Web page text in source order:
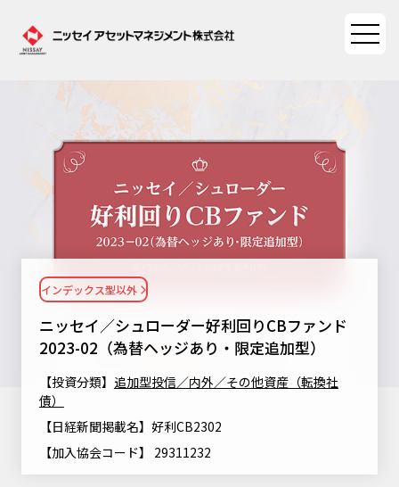
ファンド情報
ファンド情報TOP
基準価額一覧
ファンド検索
ファンド比較
決算カレンダー
海外休日カレンダー
投資信託新商品のご案内
投資信託償還商品のご案内
マーケット情報
マーケット情報TOP
マーケット指数
マーケットレポート
大関 洋の「十字路」
コラム
ファンドレポート
資産形成ポータル
資産形成ポータルTOP
資産形成サービス
Nダイレクト
Goal Navi
資産形成サポート
サステナビリティ
サステナビリティTOP
サステナビリティ経営
SDGsとは？
ニッセイアセットについて
ニッセイアセットについてTOP
会社情報
最新情報
ニッセイ／シュローダー好利回りCBファンド
2023-02（為替ヘッジあり・限定追加型）
インデックス型以外
【投資分類】 追加型投信／内外／その他資産（転換社
債）
【日経新聞掲載名】好利CB2302
【加入協会コード】 29311232